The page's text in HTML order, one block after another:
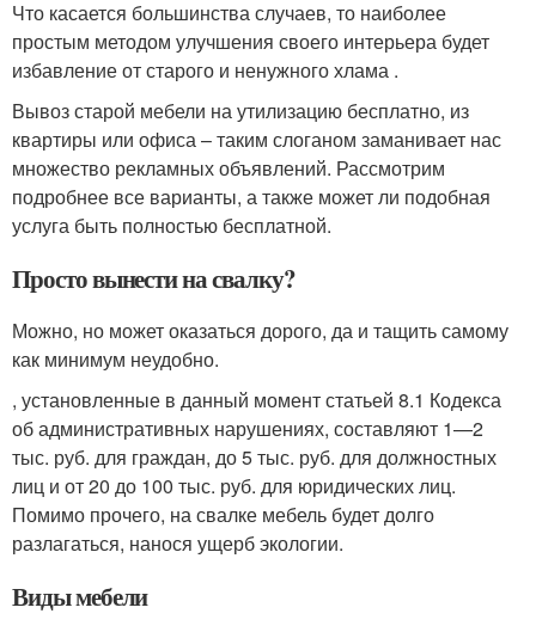
Что касается большинства случаев, то наиболее
простым методом улучшения своего интерьера будет
избавление от старого и ненужного хлама .
Вывоз старой мебели на утилизацию бесплатно, из
квартиры или офиса – таким слоганом заманивает нас
множество рекламных объявлений. Рассмотрим
подробнее все варианты, а также может ли подобная
услуга быть полностью бесплатной.
Просто вынести на свалку?
Можно, но может оказаться дорого, да и тащить самому
как минимум неудобно.
, установленные в данный момент статьей 8.1 Кодекса
об административных нарушениях, составляют 1—2
тыс. руб. для граждан, до 5 тыс. руб. для должностных
лиц и от 20 до 100 тыс. руб. для юридических лиц.
Помимо прочего, на свалке мебель будет долго
разлагаться, нанося ущерб экологии.
Виды мебели